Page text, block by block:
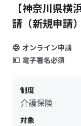
【神奈川県
請（新規申請）
オンライン申請
電子署名必須
制度
介護保険
対象